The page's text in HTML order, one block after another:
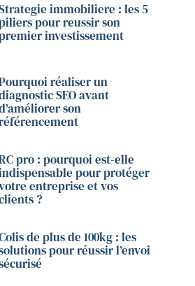
immobiliere : les 5
pour reussir son
investissement
réaliser un
SEO avant
son
pro : pourquoi est-elle
pour protéger
entreprise et vos
?
de plus de 100kg : les
pour réussir l’envoi